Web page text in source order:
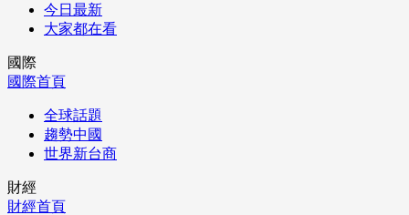
今日最新
大家都在看
國際
國際首頁
全球話題
趨勢中國
世界新台商
財經
財經首頁